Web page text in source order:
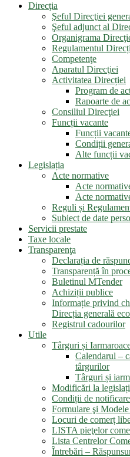
Direcţia
Şeful Direcţiei
Şeful adjunct al
Organigrama
Regulamentul
Competenţe
Aparatul Direcţiei
Activitatea Direcției
Program de
Rapoarte de
Consiliul Direcţiei
Funcții vacante
Funcții
Condiții
Alte funcții
Legislația
Acte normative
Acte
Acte
Reguli și
Subiect de date
Servicii prestate
Taxe locale
Transparenţa
Declarația de
Transparență în
Buletinul MTender
Achiziții publice
Informație privind
Direcția generală
Registrul cadourilor
Utile
Târguri și
Calendarul –
târgurilor
Târguri și
Modificări la
Condiții de
Formulare şi Modele
Locuri de comerț
LISTA pieţelor
Lista Centrelor
Întrebări –